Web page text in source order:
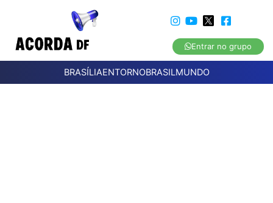
Entrar no grupo
BRASÍLIAENTORNOBRASILMUNDO